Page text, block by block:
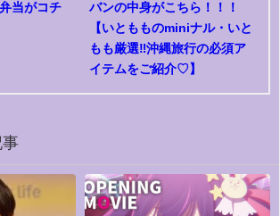
当がコチ
バンの中身がこちら！！！
【いともものminiナル・いと
もも厳選‼︎沖縄旅行の必須ア
イテムをご紹介♡】